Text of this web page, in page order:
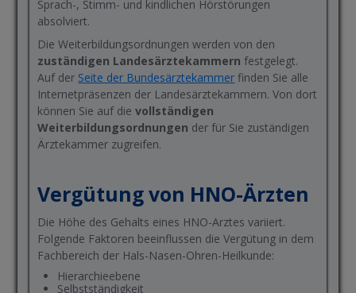
Sprach-, Stimm- und kindlichen Hörstörungen
absolviert.
Die Weiterbildungsordnungen werden von den
zuständigen Landesärztekammern festgelegt.
Auf der Seite der Bundesärztekammer finden Sie alle
Internetpräsenzen der Landesärztekammern. Von dort
können Sie auf dievollständigen
Weiterbildungsordnungen der für Sie zuständigen
Ärztekammer zugreifen.
Vergütung von HNO-Ärzten
Die Höhe des Gehalts eines HNO-Arztes variiert.
Folgende Faktoren beeinflussen die Vergütung in dem
Fachbereich der Hals-Nasen-Ohren-Heilkunde:
Hierarchieebene
Selbstständigkeit